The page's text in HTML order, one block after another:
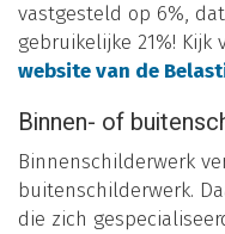
vastgesteld op 6%,
gebruikelijke 21%!
website van de
Binnen- of
Binnenschilderwerk
buitenschilderwerk.
die zich